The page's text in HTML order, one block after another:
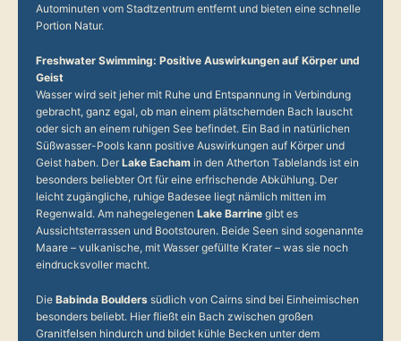
Autominuten vom Stadtzentrum entfernt und bieten eine schnelle
Portion Natur.
Freshwater Swimming: Positive Auswirkungen auf Körper und
Geist
Wasser wird seit jeher mit Ruhe und Entspannung in Verbindung
gebracht, ganz egal, ob man einem plätschernden Bach lauscht
oder sich an einem ruhigen See befindet. Ein Bad in natürlichen
Süßwasser-Pools kann positive Auswirkungen auf Körper und
Geist haben. DerLake Eacham in den Atherton Tablelands ist ein
besonders beliebter Ort für eine erfrischende Abkühlung. Der
leicht zugängliche, ruhige Badesee liegt nämlich mitten im
Regenwald. Am nahegelegenen Lake Barrine gibt es
Aussichtsterrassen und Bootstouren. Beide Seen sind sogenannte
Maare – vulkanische, mit Wasser gefüllte Krater – was sie noch
eindrucksvoller macht.
Die Babinda Boulders südlich von Cairns sind bei Einheimischen
besonders beliebt. Hier fließt ein Bach zwischen großen
Granitfelsen hindurch und bildet kühle Becken unter dem